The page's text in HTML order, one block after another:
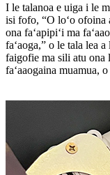
I le talanoa e uiga i le
isi fofo, “O loʻo ofoina
ona faʻapipiʻi ma
faʻaoga,” o le tala lea
faigofie ma sili atu ona
faʻaaogaina muamua,